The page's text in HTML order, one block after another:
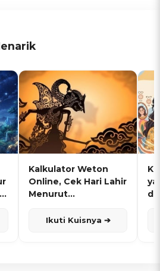
Kalkulator Weton
Online, Cek Hari Lahir
Menurut
Ikuti Kuisnya ➔